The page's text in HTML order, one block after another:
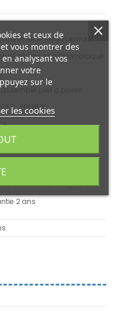
en aluminium extrudé
aluminium thermolaqué
assemblé prêt à poser
1 - EN13561
et Toiles : cinq (5) ans
2 ans
et ceux de
vous montrer des
analysant vos
votre
sur le
les cookies